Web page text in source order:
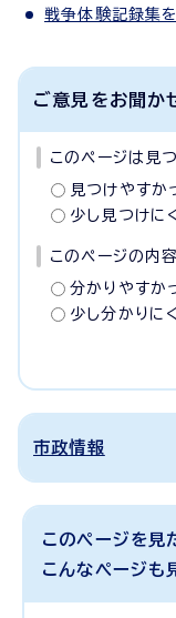
戦争体験記録集
ご意見をお聞か
このページは見
見つけやすか
少し見つけに
このページの内
分かりやすか
少し分かりに
市政情報
このページを見
こんなページも